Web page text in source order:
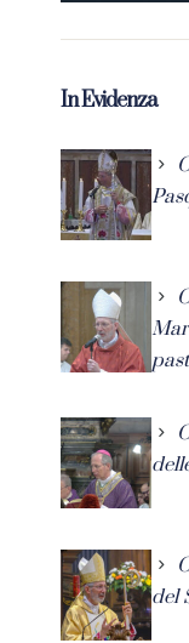
In Evidenza
del